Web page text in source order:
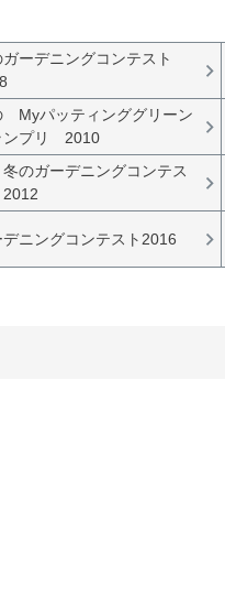
ガーデニングコンテスト
Myパッティンググリーン
ンプリ 2010
のガーデニングコンテス
デニングコンテスト2016